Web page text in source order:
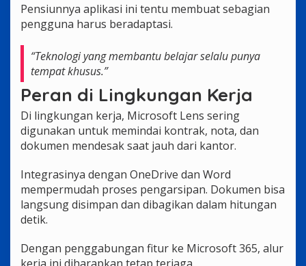
Pensiunnya aplikasi ini tentu membuat sebagian
pengguna harus beradaptasi.
“Teknologi yang membantu belajar selalu punya
tempat khusus.”
Peran di Lingkungan Kerja
Di lingkungan kerja, Microsoft Lens sering
digunakan untuk memindai kontrak, nota, dan
dokumen mendesak saat jauh dari kantor.
Integrasinya dengan OneDrive dan Word
mempermudah proses pengarsipan. Dokumen bisa
langsung disimpan dan dibagikan dalam hitungan
detik.
Dengan penggabungan fitur ke Microsoft 365, alur